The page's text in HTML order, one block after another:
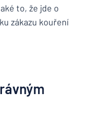
to, že jde o
zákazu kouření